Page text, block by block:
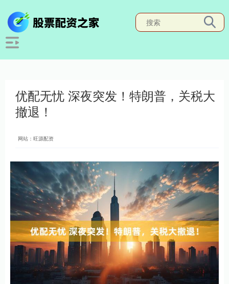
优配无忧 深夜突发！特朗普，关税大
撤退！
网站：旺源配资